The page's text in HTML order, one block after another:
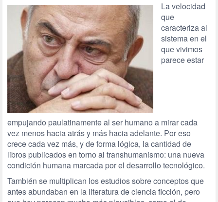
La velocidad
que
caracteriza al
sistema en el
que vivimos
parece estar
empujando paulatinamente al ser humano a mirar cada
vez menos hacia atrás y más hacia adelante. Por eso
crece cada vez más, y de forma lógica, la cantidad de
libros publicados en torno al transhumanismo: una nueva
condición humana marcada por el desarrollo tecnológico.
También se multiplican los estudios sobre conceptos que
antes abundaban en la literatura de ciencia ficción, pero